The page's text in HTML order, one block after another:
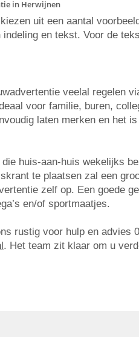
in Herwijnen
uit een aantal
en tekst. Voor de
veelal regelen
voor familie, buren,
laten merken en het
huis-aan-huis wekelijks
te plaatsen zal een
zelf op. Een goede
en/of sportmaatjes.
rustig voor hulp en advies
. Het team zit klaar om u